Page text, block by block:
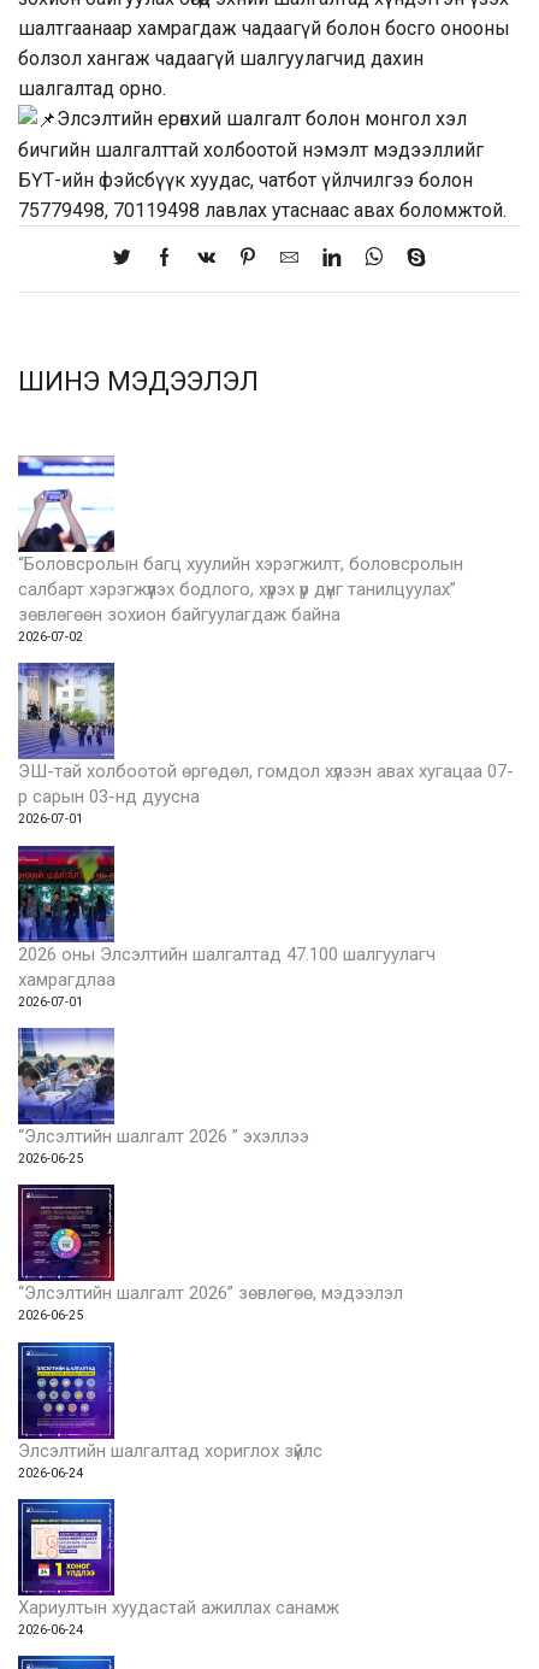
шалтгаанаар хамрагдаж чадаагүй болон босго онооны
болзол хангаж чадаагүй шалгуулагчид дахин
шалгалтад орно.
Элсэлтийн ерөнхий шалгалт болон монгол хэл
бичгийн шалгалттай холбоотой нэмэлт мэдээллийг
БҮТ-ийн фэйсбүүк хуудас, чатбот үйлчилгээ болон
75779498, 70119498 лавлах утаснаас авах боломжтой.
ШИНЭ МЭДЭЭЛЭЛ
“Боловсролын багц хуулийн хэрэгжилт, боловсролын
салбарт хэрэгжүүлэх бодлого, хүрэх үр дүнг танилцуулах”
зөвлөгөөн зохион байгуулагдаж байна
2026-07-02
ЭШ-тай холбоотой өргөдөл, гомдол хүлээн авах хугацаа 07-
р сарын 03-нд дуусна
2026-07-01
2026 оны Элсэлтийн шалгалтад 47.100 шалгуулагч
хамрагдлаа
2026-07-01
“Элсэлтийн шалгалт 2026 ” эхэллээ
2026-06-25
“Элсэлтийн шалгалт 2026” зөвлөгөө, мэдээлэл
2026-06-25
Элсэлтийн шалгалтад хориглох зүйлс
2026-06-24
Хариултын хуудастай ажиллах санамж
2026-06-24